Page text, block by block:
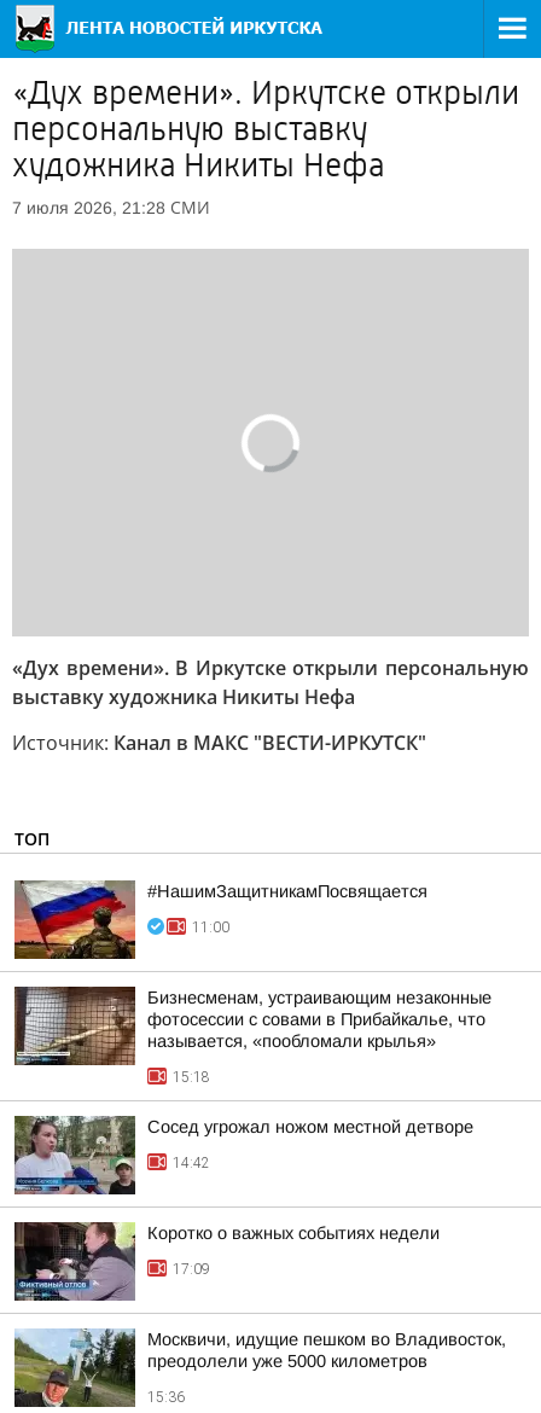
«Дух времени». Иркутске открыли
персональную выставку
художника Никиты Нефа
7 июля 2026, 21:28 СМИ
«Дух времени». В Иркутске открыли персональную
выставку художника Никиты Нефа
Источник: Канал в МАКС "ВЕСТИ-ИРКУТСК"
ТОП
#НашимЗащитникамПосвящается
11:00
Бизнесменам, устраивающим незаконные
фотосессии с совами в Прибайкалье, что
называется, «пообломали крылья»
15:18
Сосед угрожал ножом местной детворе
14:42
Коротко о важных событиях недели
17:09
Москвичи, идущие пешком во Владивосток,
преодолели уже 5000 километров
15:36